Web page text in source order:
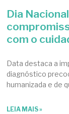
Dia
com o
Data destaca a
diagnóstico
humanizada e de
LEIA MAIS »